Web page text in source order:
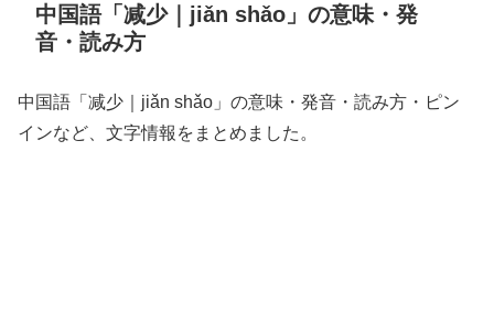
中国語「减少｜jiǎn shǎo」の意味・発
音・読み方
中国語「减少｜jiǎn shǎo」の意味・発音・読み方・ピン
インなど、文字情報をまとめました。